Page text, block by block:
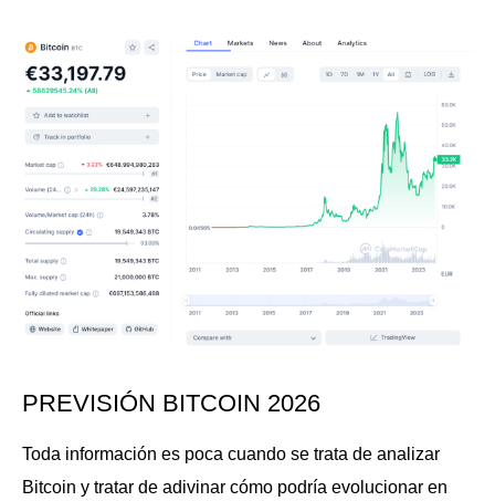
PREVISIÓN BITCOIN 2026
Toda información es poca cuando se trata de analizar
Bitcoin y tratar de adivinar cómo podría evolucionar en